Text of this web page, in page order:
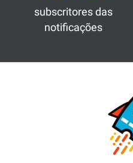
subscritores das
notificações